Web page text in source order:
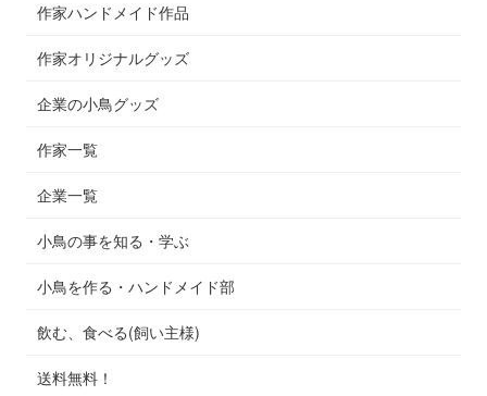
作家ハンドメイド作品
作家オリジナルグッズ
企業の小鳥グッズ
作家一覧
企業一覧
小鳥の事を知る・学ぶ
小鳥を作る・ハンドメイド部
飲む、食べる(飼い主様)
送料無料！